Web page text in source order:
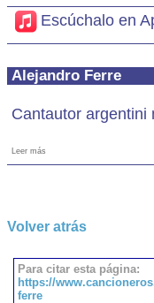
Escúchalo en
Alejandro Ferre
Cantautor argentini
Leer más
Volver atrás
Para citar esta página:
https://
ferre